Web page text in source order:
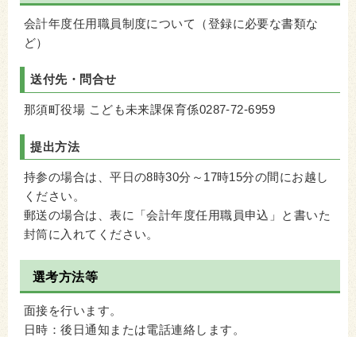
会計年度任用職員制度について（登録に必要な書類な
ど）
送付先・問合せ
那須町役場 こども未来課保育係0287-72-6959
提出方法
持参の場合は、平日の8時30分～17時15分の間にお越し
ください。
郵送の場合は、表に「会計年度任用職員申込」と書いた
封筒に入れてください。
選考方法等
面接を行います。
日時：後日通知または電話連絡します。